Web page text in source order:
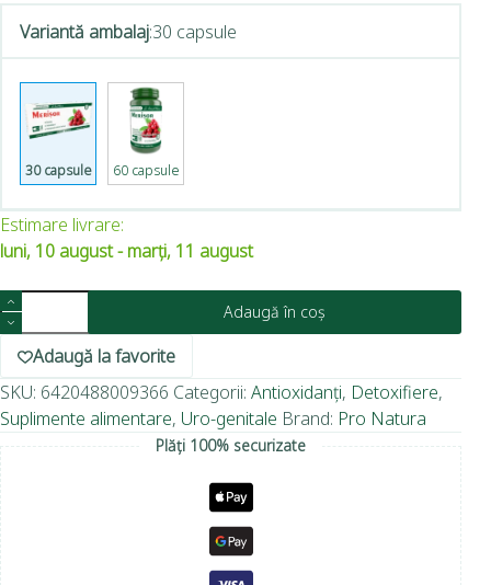
Variantă ambalaj:30 capsule
30 capsule 60 capsule
Estimare livrare:
luni, 10 august - marți, 11 august
Adaugă în coș
Adaugă la favorite
SKU: 6420488009366 Categorii: Antioxidanți, Detoxifiere,
Suplimente alimentare, Uro-genitale Brand: Pro Natura
Plăți 100% securizate